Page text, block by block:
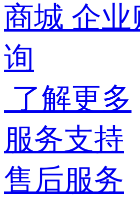
商城 企业
询
了解更多
服务支持
售后服务